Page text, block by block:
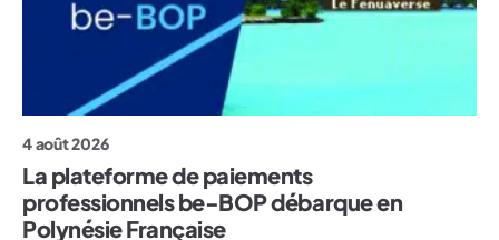
4 août 2026
La plateforme de paiements
professionnels be-BOP débarque en
Polynésie Française